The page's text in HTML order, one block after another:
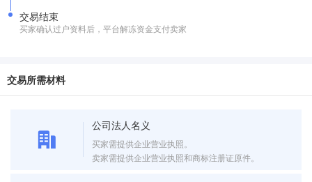
交易结束
买家确认过户资料后，平台解冻资金支付卖家
交易所需材料
公司法人名义
买家需提供企业营业执照。
卖家需提供企业营业执照和商标注册证原件。